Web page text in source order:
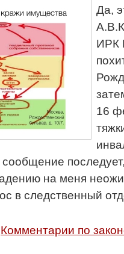
Да,
ИРК
16
сообщение
на меня
в следственный
Комментарии по